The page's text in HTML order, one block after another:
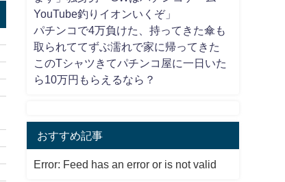
YouTube釣りイオンいくぞ」
パチンコで4万負けた、持ってきた傘も
取られててずぶ濡れで家に帰ってきた
このTシャツきてパチンコ屋に一日いた
ら10万円もらえるなら？
おすすめ記事
Error: Feed has an error or is not valid